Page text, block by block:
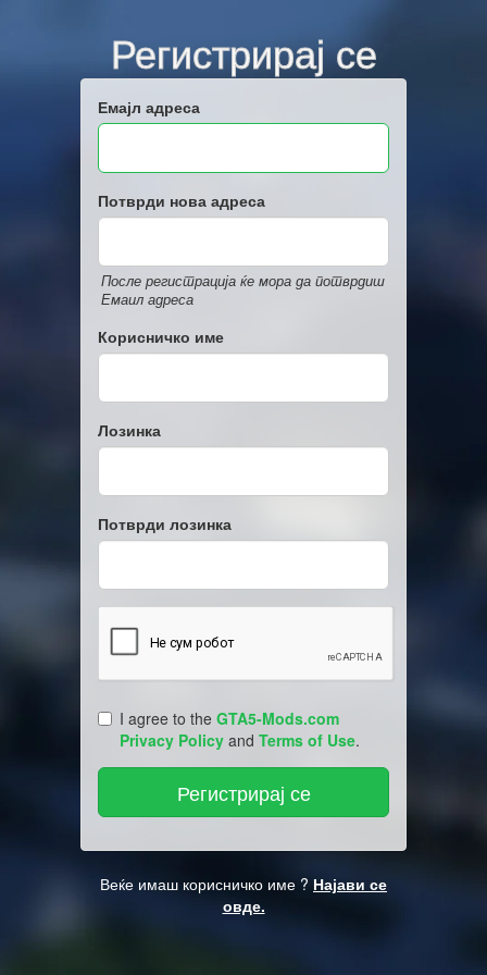
Регистрирај се
Емајл адреса
Потврди нова адреса
После регистрација ќе мора да потврдиш
Емаил адреса
Корисничко име
Лозинка
Потврди лозинка
I agree to the GTA5-Mods.com
Privacy Policy and Terms of Use.
Веќе имаш корисничко име ? Најави се
овде.